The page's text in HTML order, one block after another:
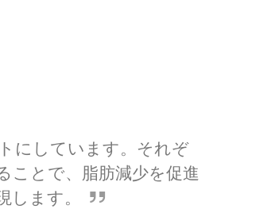
にしています。それぞ
ことで、脂肪減少を促進
ます。